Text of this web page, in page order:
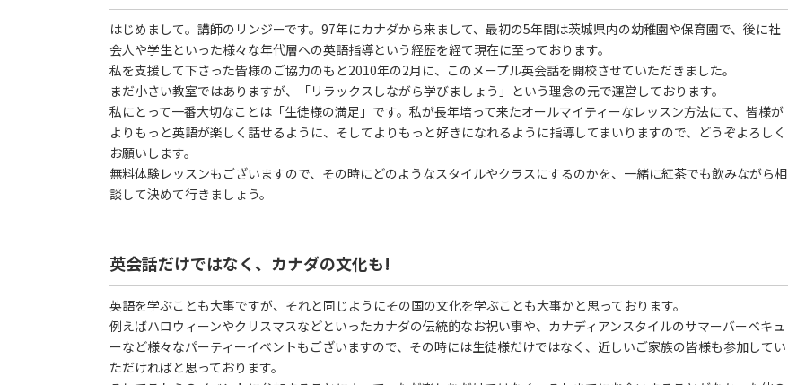
はじめまして。講師のリンジーです。97年にカナダから来まして、最初の5年間は茨城県内の幼稚園や保育園で、後に社
会人や学生といった様々な年代層への英語指導という経歴を経て現在に至っております。
私を支援して下さった皆様のご協力のもと2010年の2月に、このメープル英会話を開校させていただきました。
まだ小さい教室ではありますが、「リラックスしながら学びましょう」という理念の元で運営しております。
私にとって一番大切なことは「生徒様の満足」です。私が長年培って来たオールマイティーなレッスン方法にて、皆様が
よりもっと英語が楽しく話せるように、そしてよりもっと好きになれるように指導してまいりますので、どうぞよろしく
お願いします。
無料体験レッスンもございますので、その時にどのようなスタイルやクラスにするのかを、一緒に紅茶でも飲みながら相
談して決めて行きましょう。
英会話だけではなく、カナダの文化も!
英語を学ぶことも大事ですが、それと同じようにその国の文化を学ぶことも大事かと思っております。
例えばハロウィーンやクリスマスなどといったカナダの伝統的なお祝い事や、カナディアンスタイルのサマーバーベキュ
ーなど様々なパーティーイベントもございますので、その時には生徒様だけではなく、近しいご家族の皆様も参加してい
ただければと思っております。